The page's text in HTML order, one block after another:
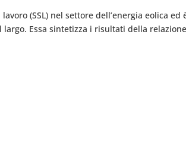
(SSL) nel settore dell’energia eolica
Essa sintetizza i risultati della relazione